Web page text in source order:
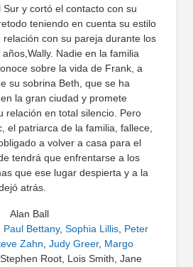
Sur y cortó el contacto con su
teniendo en cuenta su estilo
relación con su pareja durante los
Nadie en la familia
sobre la vida de Frank, a
su sobrina Beth, que se ha
la gran ciudad y promete
relación en total silencio. Pero
el patriarca de la familia, fallece,
a volver a casa para el
tendrá que enfrentarse a los
que ese lugar despierta y a la
atrás.
Alan Ball
Paul Bettany,Sophia Lillis Peter
Zahn ,Judy Greer, Margo
, Stephen Root, Lois Smith, Jane